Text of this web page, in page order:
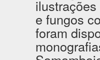
e fungos
foram